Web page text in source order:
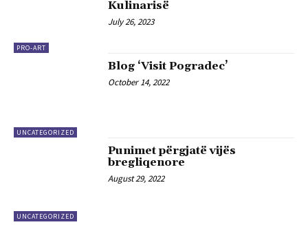
PRO-ART
Kulinarisë
July 26, 2023
UNCATEGORIZED
Blog ‘Visit Pogradec’
October 14, 2022
UNCATEGORIZED
Punimet përgjatë vijës
bregliqenore
August 29, 2022